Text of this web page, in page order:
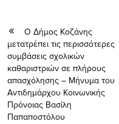
Ο Δήμος Κοζάνης
μετατρέπει τις περισσότερες
συμβάσεις σχολικών
καθαριστριών σε πλήρους
απασχόλησης – Μήνυμα του
Αντιδημάρχου Κοινωνικής
Πρόνοιας Βασίλη
Παπαποστόλου